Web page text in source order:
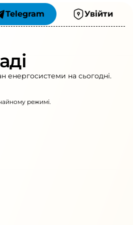
Telegram Увійти
енергосистеми на сьогодні.
режимі.